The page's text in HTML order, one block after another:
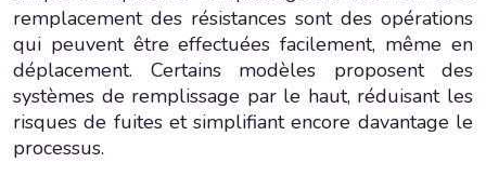
remplacement des résistances sont des opérations
qui peuvent être effectuées facilement, même en
déplacement. Certains modèles proposent des
systèmes de remplissage par le haut, réduisant les
risques de fuites et simplifiant encore davantage le
processus.